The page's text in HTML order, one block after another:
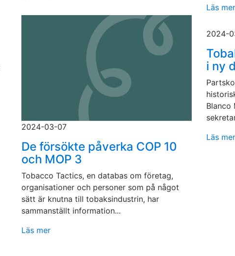
Läs mer
2024-03-07
De försökte påverka COP 10
och MOP 3
Tobacco Tactics, en databas om företag,
organisationer och personer som på något
sätt är knutna till tobaksindustrin, har
sammanställt information...
Läs mer
2024-
i ny
Blanco
Läs mer